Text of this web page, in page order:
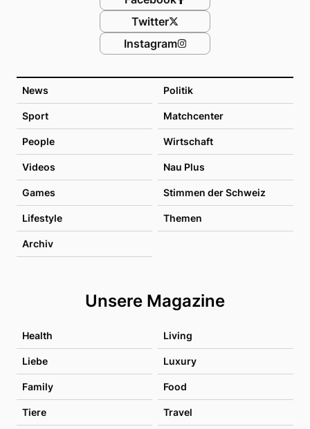
News Politik
Sport Matchcenter
People Wirtschaft
Videos Nau Plus
Games Stimmen der Schweiz
Lifestyle Themen
Archiv
Unsere Magazine
Health Living
Liebe Luxury
Family Food
Tiere Travel
Twitter
Instagram